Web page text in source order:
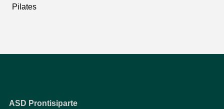
Pilates
ASD Prontisiparte